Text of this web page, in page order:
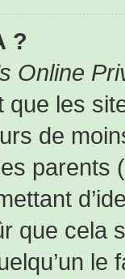
?
Online
que les
de
parents
que cela